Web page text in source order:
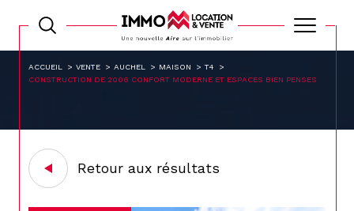
ACCUEIL VENTE AUCHEL MAISON
T4
CONSTRUCTION DE 2006 CONFORT MODERNE ET ESPACES BIEN PENSES
Retour aux résultats